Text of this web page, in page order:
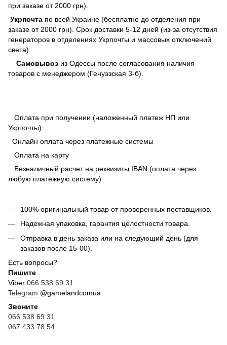
при заказе от 2000 грн).
Укрпочта по всей Украине (бесплатно до отделения при
заказе от 2000 грн). Срок доставки 5-12 дней (из-за отсутствия
генераторов в отделениях Укрпочты и массовых отключений
света)
Самовывоз из Одессы после согласования наличия
товаров с менеджером (Генуэзская 3-б).
Оплата при получении (наложенный платеж НП или
Укрпочты)
Онлайн оплата через платежные системы
Оплата на карту
Безналичный расчет на реквизиты IBAN (оплата через
любую платежную систему)
100% оригинальный товар от проверенных поставщиков.
Надежная упаковка, гарантия целостности товара.
Отправка в день заказа или на следующий день (для
заказов после 15-00).
Есть вопросы?
Пишите
Viber 066 538 69 31
Telegram @gamelandcomua
Звоните
066 538 69 31
067 433 78 54